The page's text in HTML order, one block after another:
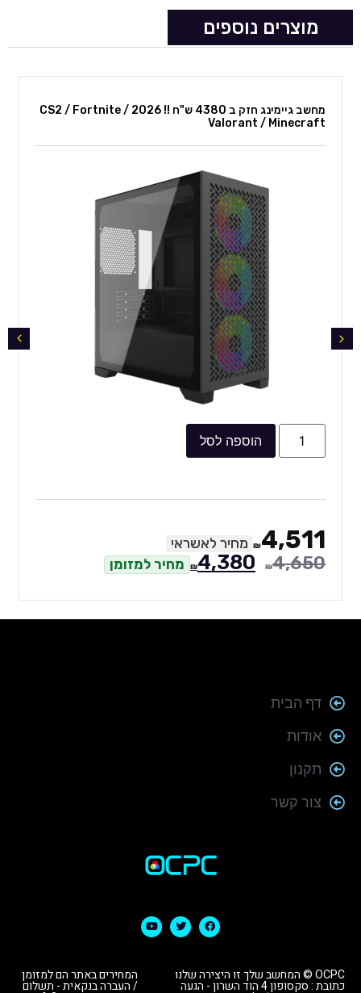
מוצרים נוספים
מחשב גיימינג חזק ב 4380 ש"ח !! 2026 CS2 / Fortnite /
Valorant / Minecraft
הוספה לסל
₪4,511 מחיר לאשראי
₪4,650
₪4,380 מחיר למזומן
דף הבית
אודות
תקנון
צור קשר
OCPC © המחשב שלך זו היצירה שלנו
כתובת : סקסופון 4 הוד השרון - הגעה
המחירים באתר הם למזומן
/ העברה בנקאית - תשלום